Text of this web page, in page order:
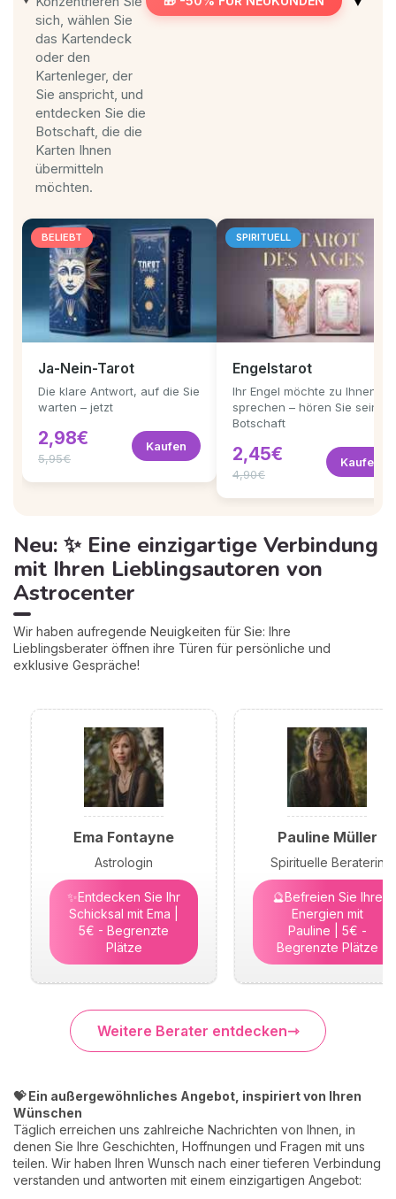
sich, wählen Sie
das Kartendeck
oder den
Kartenleger, der
Sie anspricht, und
entdecken Sie die
Botschaft, die die
Karten Ihnen
übermitteln
möchten.
BELIEBT
Ja-Nein-Tarot
Die klare Antwort, auf die Sie
warten – jetzt
2,98€
5,95€
Kaufen
SPIRITUELL
Engelstarot
Ihr Engel möchte zu Ihnen
sprechen – hören Sie seine
Botschaft
2,45€
4,90€
Kaufen
Neu: ✨ Eine einzigartige Verbindung
mit Ihren Lieblingsautoren von
Astrocenter
Wir haben aufregende Neuigkeiten für Sie: Ihre
Lieblingsberater öffnen ihre Türen für persönliche und
exklusive Gespräche!
Ema Fontayne
Astrologin
✨Entdecken Sie Ihr
Schicksal mit Ema |
5€ - Begrenzte
Plätze
Pauline Müller
Spirituelle Beraterin
🔮Befreien Sie Ihre
Energien mit
Pauline | 5€ -
Begrenzte Plätze
Weitere Berater entdecken
💝 Ein außergewöhnliches Angebot, inspiriert von Ihren
Wünschen
Täglich erreichen uns zahlreiche Nachrichten von Ihnen, in
denen Sie Ihre Geschichten, Hoffnungen und Fragen mit uns
teilen. Wir haben Ihren Wunsch nach einer tieferen Verbindung
verstanden und antworten mit einem einzigartigen Angebot: